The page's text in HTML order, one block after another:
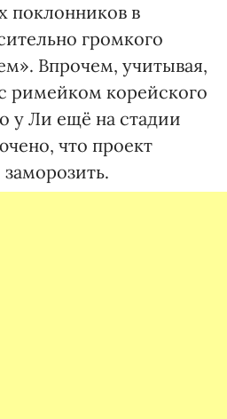
поклонников в
громкого
Впрочем, учитывая,
римейком корейского
у Ли ещё на стадии
что проект